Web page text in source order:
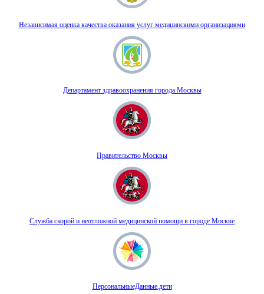
Независимая оценка качества оказания услуг медицинскими организациями
Департамент здравоохранения города Москвы
Правительство Москвы
Служба скорой и неотложной медицинской помощи в городе Москве
ПерсональныеДанные.дети